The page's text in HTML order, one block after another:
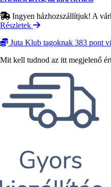
Ingyen házhozszállítjuk! A
Részletek
Juta Klub tagoknak 383 pont
Mit kell tudnod az itt megjelenő